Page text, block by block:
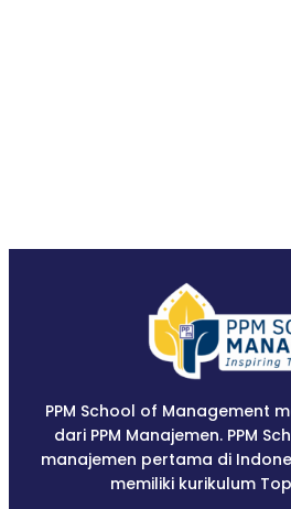
PPM School of Management
dari PPM Manajemen. PPM
manajemen pertama di
memiliki kurikulum